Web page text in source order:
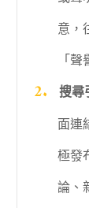
意，
「
搜尋
面連
極發
論、